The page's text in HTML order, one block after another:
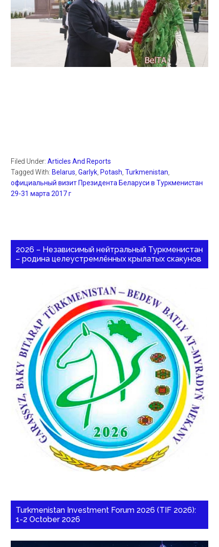
Filed Under:Articles And Reports
Tagged With: Belarus ,Garlyk Potash ,Turkmenistan
официальный визит Президента Беларуси в Туркменистан
29-31 марта 2017 г
2026 – Независимый нейтральный Туркменистан
– родина целеустремлённых крылатых скакунов
Turkmenistan Investment Forum 2026 (TIF 2026):
1-2 October 2026